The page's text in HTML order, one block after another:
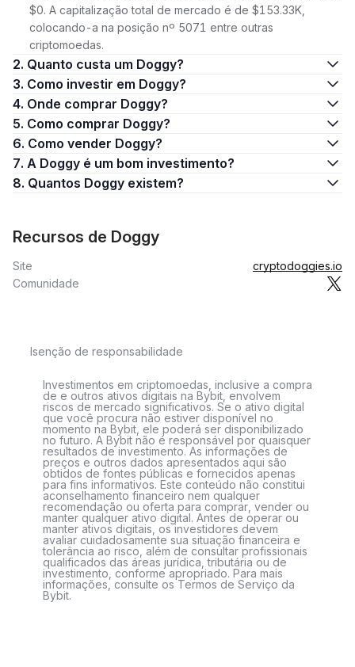
$0. A capitalização total de mercado é de $153.33K,
colocando-a na posição nº 5071 entre outras
criptomoedas.
2. Quanto custa um Doggy?
3. Como investir em Doggy?
4. Onde comprar Doggy?
5. Como comprar Doggy?
6. Como vender Doggy?
7. A Doggy é um bom investimento?
8. Quantos Doggy existem?
Recursos de Doggy
Site
cryptodoggies.io
Comunidade
Isenção de responsabilidade
Investimentos em criptomoedas, inclusive a compra
de e outros ativos digitais na Bybit, envolvem
riscos de mercado significativos. Se o ativo digital
que você procura não estiver disponível no
momento na Bybit, ele poderá ser disponibilizado
no futuro. A Bybit não é responsável por quaisquer
resultados de investimento. As informações de
preços e outros dados apresentados aqui são
obtidos de fontes públicas e fornecidos apenas
para fins informativos. Este conteúdo não constitui
aconselhamento financeiro nem qualquer
recomendação ou oferta para comprar, vender ou
manter qualquer ativo digital. Antes de operar ou
manter ativos digitais, os investidores devem
avaliar cuidadosamente sua situação financeira e
tolerância ao risco, além de consultar profissionais
qualificados das áreas jurídica, tributária ou de
investimento, conforme apropriado. Para mais
informações, consulte os Termos de Serviço da
Bybit.